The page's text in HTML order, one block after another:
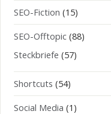
SEO-Fiction (15)
SEO-Offtopic (88)
Steckbriefe (57)
Shortcuts (54)
Social Media (1)